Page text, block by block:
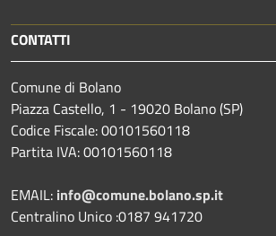
CONTATTI
Comune di Bolano
Piazza Castello, 1 - 19020 Bolano (SP)
Codice Fiscale: 00101560118
Partita IVA: 00101560118
EMAIL: info@comune.bolano.sp.it
Centralino Unico :0187 941720